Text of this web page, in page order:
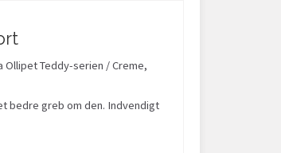
Teddy-serien / Creme,
bedre greb om den. Indvendigt